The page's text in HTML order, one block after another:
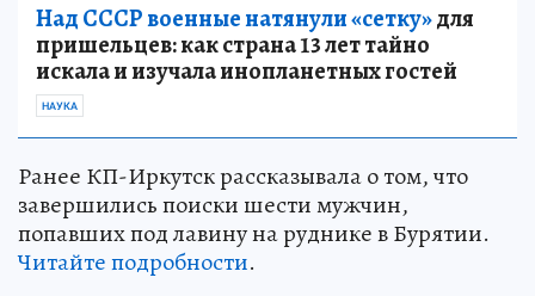
Над СССР военные натянули «сетку»для
пришельцев: как страна 13 лет тайно
искала и изучала инопланетных гостей
НАУКА
Ранее КП-Иркутск рассказывала о том, что
завершились поиски шести мужчин,
попавших под лавину на руднике в Бурятии.
Читайте подробности.